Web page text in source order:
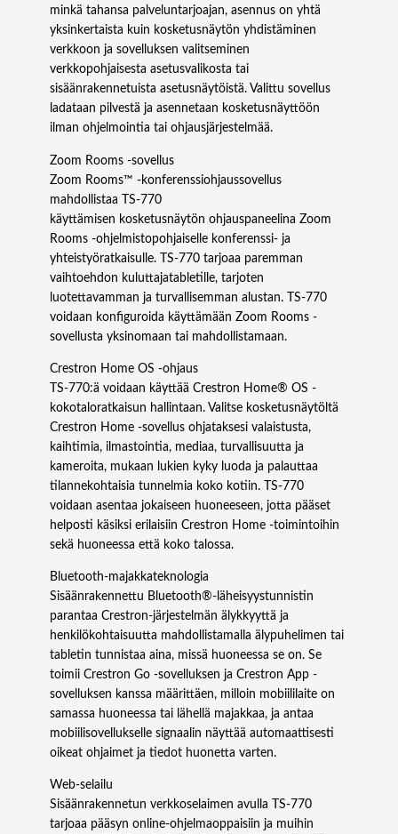
minkä tahansa palveluntarjoajan, asennus on yhtä
yksinkertaista kuin kosketusnäytön yhdistäminen
verkkoon ja sovelluksen valitseminen
verkkopohjaisesta asetusvalikosta tai
sisäänrakennetuista asetusnäytöistä. Valittu sovellus
ladataan pilvestä ja asennetaan kosketusnäyttöön
ilman ohjelmointia tai ohjausjärjestelmää.
Zoom Rooms -sovellus
Zoom Rooms™ -konferenssiohjaussovellus
mahdollistaa TS‑770
käyttämisen kosketusnäytön ohjauspaneelina Zoom
Rooms -ohjelmistopohjaiselle konferenssi- ja
yhteistyöratkaisulle. TS‑770 tarjoaa paremman
vaihtoehdon kuluttajatabletille, tarjoten
luotettavamman ja turvallisemman alustan. TS‑770
voidaan konfiguroida käyttämään Zoom Rooms -
sovellusta yksinomaan tai mahdollistamaan.
Crestron Home OS -ohjaus
TS‑770:ä voidaan käyttää Crestron Home® OS -
kokotaloratkaisun hallintaan. Valitse kosketusnäytöltä
Crestron Home -sovellus ohjataksesi valaistusta,
kaihtimia, ilmastointia, mediaa, turvallisuutta ja
kameroita, mukaan lukien kyky luoda ja palauttaa
tilannekohtaisia tunnelmia koko kotiin. TS‑770
voidaan asentaa jokaiseen huoneeseen, jotta pääset
helposti käsiksi erilaisiin Crestron Home -toimintoihin
sekä huoneessa että koko talossa.
Bluetooth-majakkateknologia
Sisäänrakennettu Bluetooth®-läheisyystunnistin
parantaa Crestron-järjestelmän älykkyyttä ja
henkilökohtaisuutta mahdollistamalla älypuhelimen tai
tabletin tunnistaa aina, missä huoneessa se on. Se
toimii Crestron Go -sovelluksen ja Crestron App -
sovelluksen kanssa määrittäen, milloin mobiililaite on
samassa huoneessa tai lähellä majakkaa, ja antaa
mobiilisovellukselle signaalin näyttää automaattisesti
oikeat ohjaimet ja tiedot huonetta varten.
Web-selailu
Sisäänrakennetun verkkoselaimen avulla TS‑770
tarjoaa pääsyn online-ohjelmaoppaisiin ja muihin